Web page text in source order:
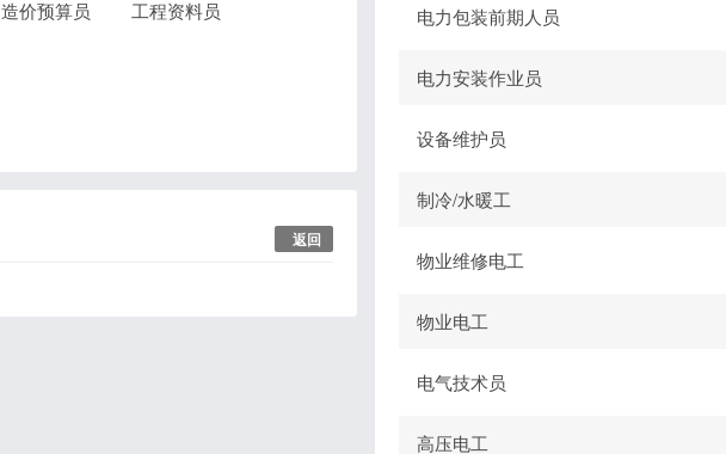
造价预算员 工程资料员
返回
电力包装前期人员
电力安装作业员
设备维护员
制冷/水暖工
物业维修电工
物业电工
电气技术员
高压电工